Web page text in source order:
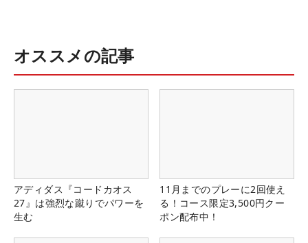
オススメの記事
アディダス『コードカオス
27』は強烈な蹴りでパワーを
生む
11月までのプレーに2回使え
る！コース限定3,500円クー
ポン配布中！